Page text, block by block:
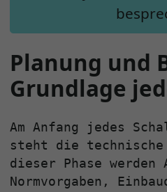
Planung und
Grundlage
Am Anfang jedes
steht die
dieser Phase werden
Normvorgaben,